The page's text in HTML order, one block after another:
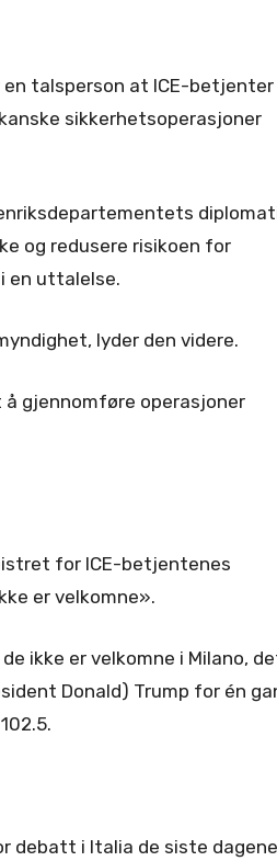
talsperson at ICE-betjenter
sikkerhetsoperasjoner
og redusere risikoen for
en uttalelse.
lyder den videre.
gjennomføre operasjoner
for ICE-betjentenes
er velkomne».
ikke er velkomne i Milano,
Donald) Trump for én
debatt i Italia de siste